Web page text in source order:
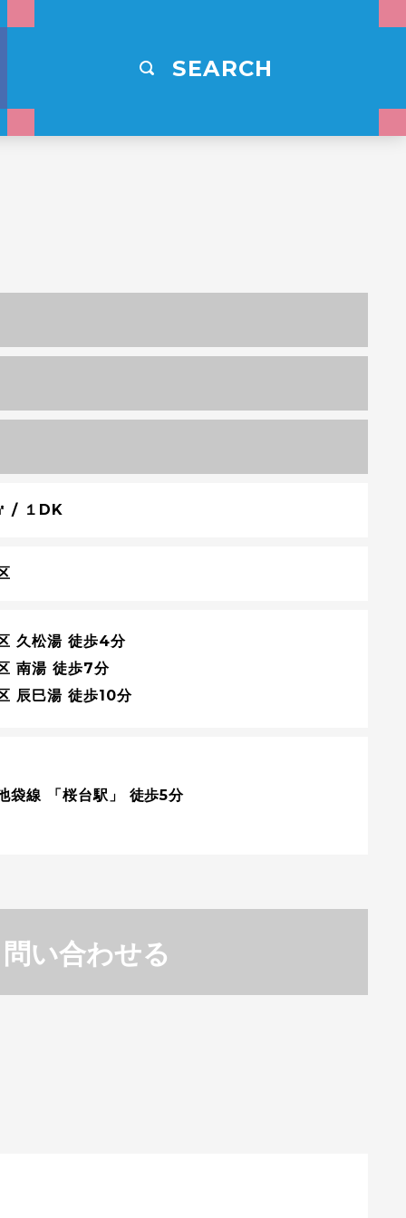
SEARCH
/ １DK
久松湯 徒歩4分
南湯 徒歩7分
辰巳湯 徒歩10分
袋線 「桜台駅」 徒歩5分
問い合わせる